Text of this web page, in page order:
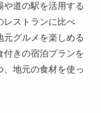
道の駅を活用する
レストランに比べ
元グルメを楽しめる
付きの宿泊プランを
地元の食材を使っ